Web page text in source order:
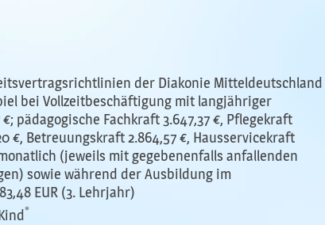
der Diakonie Mitteldeutschland
bei Vollzeitbeschäftigung mit langjähriger
pädagogische Fachkraft 3.647,37 €, Pflegekraft
€, Betreuungskraft 2.864,57 €, Hausservicekraft
(jeweils mit gegebenenfalls anfallenden
sowie während der Ausbildung im
EUR (3. Lehrjahr)
*